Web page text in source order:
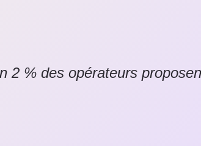
2 % des opérateurs